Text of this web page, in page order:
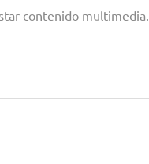
contenido multimedia.